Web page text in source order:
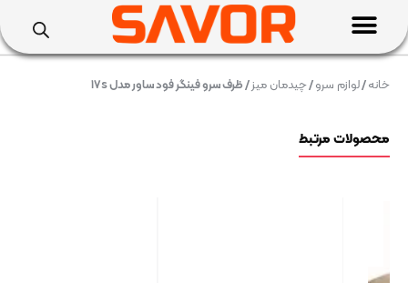
خانه/لوازم سرو/چیدمان میز/ ظرف سرو فینگر فود ساور مدل ۱۷s
محصولات مرتبط